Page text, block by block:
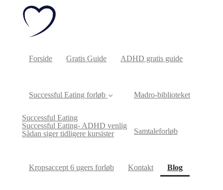
Forside Gratis Guide ADHD gratis guide
Successful Eating forløb
Successful Eating
Successful Eating- ADHD venlig
Sådan siger tidligere kursister
Madro-biblioteket
Samtaleforløb
Kropsaccept 6 ugers forløb Kontakt Blog(current)